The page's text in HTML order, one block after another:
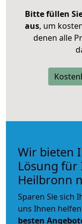
Bitte füllen
aus, um
denen alle
Wir bieten
Lösung für
Heilbronn
Sparen Sie sich
uns Ihnen
besten